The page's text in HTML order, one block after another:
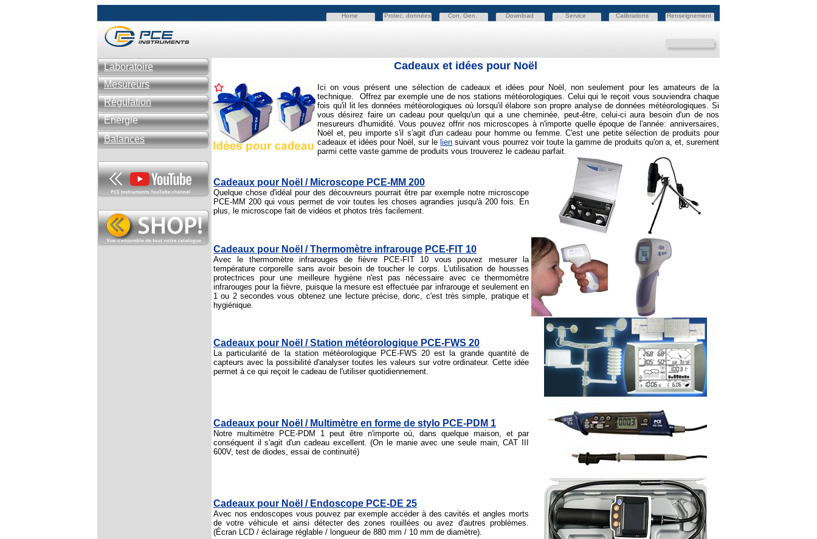
Home Protec. données Con. Gen. Download Service Calibrations Renseignement
Laboratoire
Mesureurs
Régulation
Énergie
Balances
Cadeaux et idées pour Noël
Ici on vousprésent une sélection de cadeaux et idées pour Noël, non seulement pour les amateurs de la
technique. Offrez par exemple une de nos stations météorologiques. Celui qui le reçoit vous souviendra chaque
fois qu'il lit les données météorologiques où lorsqu'il élabore son propre analyse de données météorologiques. Si
vous désirez faire un cadeau pour quelqu'un qui a une cheminée, peut-être, celui-ci aura besoin d'un de nos
mesureurs d'humidité. Vous pouvez offrir nos microscopes à n'importe quelle époque de l'année: anniversaires,
Noël et, peu importe s'il s'agit d'un cadeau pour homme ou femme. C'est une petite sélection de produits pour
cadeaux et idées pour Noël, sur le lien suivant vous pourrez voir toute la gamme de produits qu'on a, et, surement
parmi cette vaste gamme de produits vous trouverez le cadeau parfait.
Cadeaux pour Noël / Microscope PCE-MM 200
Quelque chose d'idéal pour des découvreurs pourrait être par exemple notre microscope
PCE-MM 200 qui vous permet de voir toutes les choses agrandies jusqu'à 200 fois. En
plus, le microscope fait de vidéos et photos très facilement.
Cadeaux pour Noël / Thermomètre infrarouge PCE-FIT 10
Avec le thermomètre infrarouges de fièvre PCE-FIT 10 vous pouvez mesurer la
température corporelle sans avoir besoin de toucher le corps. L'utilisation de housses
protectrices pour une meilleure hygiène n'est pas nécessaire avec ce thermomètre
infrarouges pour la fièvre, puisque la mesure est effectuée par infrarouge et seulement en
1 ou 2 secondes vous obtenez une lecture précise, donc, c'est très simple, pratique et
hygiénique.
Cadeaux pour Noël / Station météorologique PCE-FWS 20
La particularité de la station météorologique PCE-FWS 20 est la grande quantité de
capteurs avec la possibilité d'analyser toutes les valeurs sur votre ordinateur. Cette idée
permet à ce qui reçoit le cadeau de l'utiliser quotidiennement.
Cadeaux pour Noël / Multimètre en forme de stylo PCE-PDM 1
Notre multimètre PCE-PDM 1 peut être n'importe où, dans quelque maison, et par
conséquent il s'agit d'un cadeau excellent. (On le manie avec une seule main, CAT III
600V, test de diodes, essai de continuité)
Cadeaux pour Noël / Endoscope PCE-DE 25
Avec nos endoscopes vous pouvez par exemple accéder à des cavités et angles morts
de votre véhicule et ainsi détecter des zones rouillées ou avez d'autres problèmes.
(Écran LCD / éclairage réglable / longueur de 880 mm / 10 mm de diamètre).